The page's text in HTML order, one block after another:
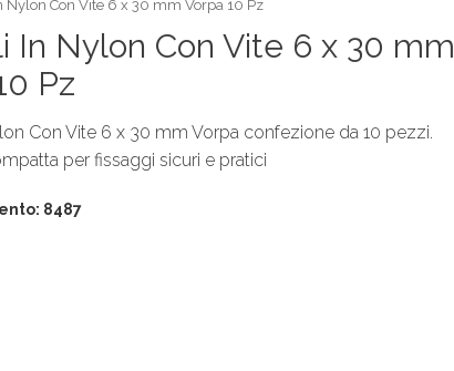
Nylon Con Vite 6 x 30 mm Vorpa 10 Pz
In Nylon Con Vite 6 x 30 mm
Pz
Con Vite 6 x 30 mm Vorpa confezione da 10 pezzi.
per fissaggi sicuri e pratici
8487